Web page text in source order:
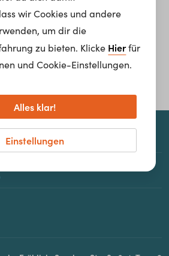
Homepage
wir Cookies und andere
um dir die
zu bieten. Klicke Hierfür
und Cookie-Einstellungen.
Einstellungen
Alles klar!